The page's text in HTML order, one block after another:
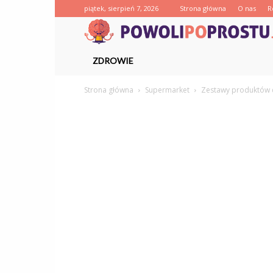
piątek, sierpień 7, 2026 Strona główna O nas
ZDROWIE
Strona główna Supermarket Zestawy produktów